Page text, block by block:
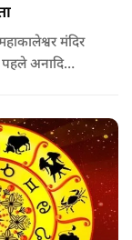
मंदिर
पहले अनादि